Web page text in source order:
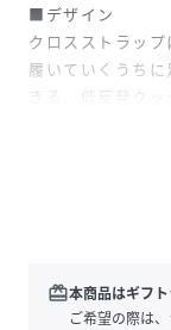
■デザイン
クロスストラップ
履いていくうち
きる、低反発ク
に革命を起こし
ました。
redeem本商品はギフ
ご希望の際は